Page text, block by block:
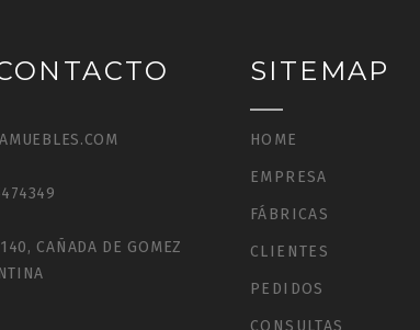
CAÑADA DE GOMEZ
SITEMAP
HOME
EMPRESA
FÁBRICAS
CLIENTES
PEDIDOS
CONSULTAS